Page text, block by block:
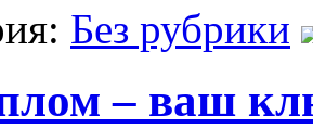
Без рубрики
– ваш